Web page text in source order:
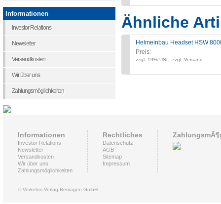
Ähnliche
Helmeinbau Headset HSW
Preis:
zzgl. 19% USt., zzgl. Versand
Informationen
Investor Relations
Newsletter
Versandkosten
Wir über uns
Zahlungsmöglichkeiten
Informationen
Investor Relations
Newsletter
Versandkosten
Wir über uns
Zahlungsmöglichkeiten
Rechtliches
Datenschutz
AGB
Sitemap
Impressum
© Verkehrs-Verlag Remagen GmbH